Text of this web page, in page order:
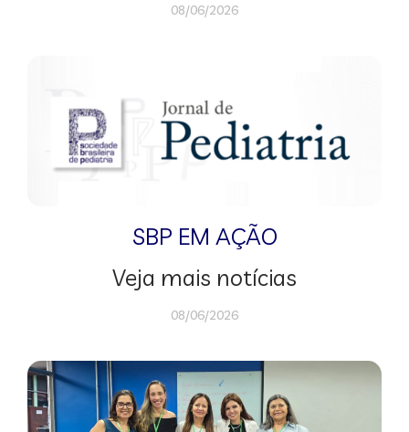
08/06/2026
SBP EM AÇÃO
Veja mais notícias
08/06/2026